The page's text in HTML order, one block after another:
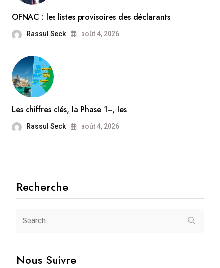
OFNAC : les listes provisoires des déclarants
Rassul Seck août 4, 2026
Les chiffres clés, la Phase 1+, les
Rassul Seck août 4, 2026
Recherche
Nous Suivre